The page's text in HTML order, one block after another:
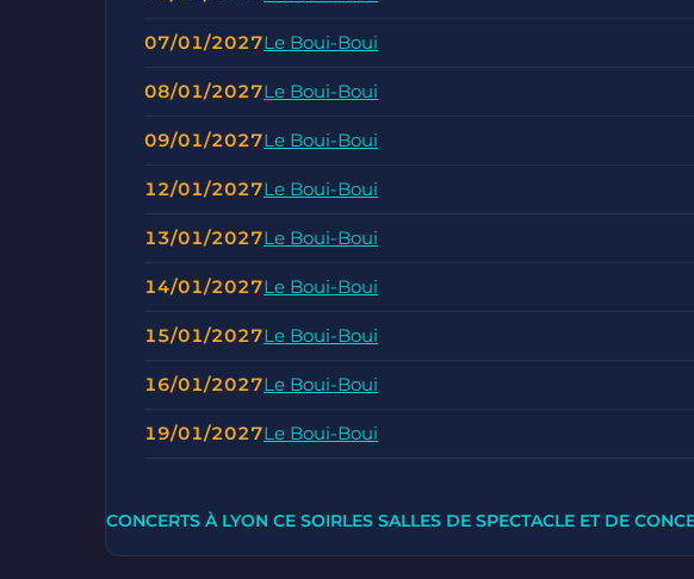
07/01/2027Le Boui-Boui
08/01/2027Le Boui-Boui
09/01/2027Le Boui-Boui
12/01/2027Le Boui-Boui
13/01/2027Le Boui-Boui
14/01/2027Le Boui-Boui
15/01/2027Le Boui-Boui
16/01/2027Le Boui-Boui
19/01/2027Le Boui-Boui
CONCERTS À LYON CE SOIRLES SALLES DE SPECTACLE ET DE